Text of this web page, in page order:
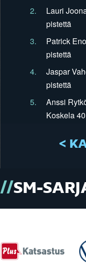
2.
Lauri
pistettä
3.
Patrick
pistettä
4.
Jaspar
pistettä
5.
Anssi
Koskela
<
SM-